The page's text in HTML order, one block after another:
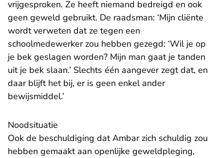
vrijgesproken. Ze heeft niemand bedreigd en ook
geen geweld gebruikt. De raadsman: ‘Mijn cliënte
wordt verweten dat ze tegen een
schoolmedewerker zou hebben gezegd: ‘Wil je op
je bek geslagen worden? Mijn man gaat je tanden
uit je bek slaan.’ Slechts één aangever zegt dat, en
daar blijft het bij, er is geen enkel ander
bewijsmiddel.’
Noodsituatie
Ook de beschuldiging dat Ambar zich schuldig zou
hebben gemaakt aan openlijke geweldpleging,